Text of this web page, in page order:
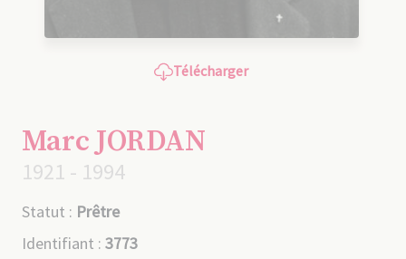
Télécharger
Marc JORDAN
1921 - 1994
Statut : Prêtre
Identifiant : 3773